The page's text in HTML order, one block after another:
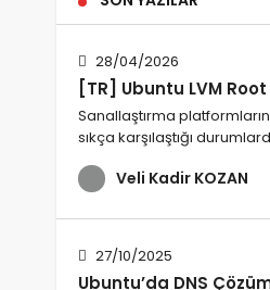
28/04/2026
[TR] Ubuntu LVM
Sanallaştırma
sıkça karşılaştığı
Veli Kadir KOZAN
27/10/2025
Ubuntu’da DNS